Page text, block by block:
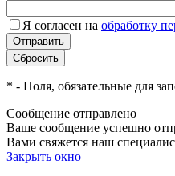
Я согласен на обработку
* - Поля, обязательные для
Сообщение отправлено
Ваше сообщение успешно
Вами свяжется наш
Закрыть окно